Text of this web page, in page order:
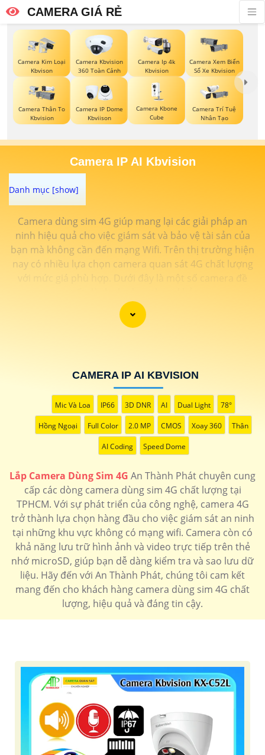
CAMERA GIÁ RẺ
Camera Kim Loại
Kbvison
Camera Kbvision
360 Toàn Cảnh
Camera Ip 4k
Kbvision
Camera Xem Biển
Số Xe Kbvision
Camera Thân To
Kbvision
Camera IP Dome
Kbviison
Camera Kbone
Cube
Camera Trí Tuệ
Nhân Tạo
Camera IP AI Kbvision
Camera dùng sim 4G giúp mang lại các giải pháp an
ninh hiệu quả cho việc giám sát và bảo vệ tài sản của
bạn mà không cần đến mạng Wifi. Trên thị trường hiện
nay có nhiều lựa chọn camera quan sát 4G chất lượng
với mức giá phù hợp. Dưới đây là một số camera đề
'
CAMERA IP AI KBVISION
Mic Và Loa IP66 3D DNR AI Dual Light 78°
Hồng Ngoại Full Color 2.0 MP CMOS Xoay 360 Thân
AI Coding Speed Dome
Lắp Camera Dùng Sim 4G An Thành Phát chuyên cung
cấp các dòng camera dùng sim 4G chất lượng tại
TPHCM. Với sự phát triển của công nghệ, camera 4G
trở thành lựa chọn hàng đầu cho việc giám sát an ninh
tại những khu vực không có mạng wifi. Camera còn có
khả năng lưu trữ hình ảnh và video trực tiếp trên thẻ
nhớ microSD, giúp bạn dễ dàng kiểm tra và sao lưu dữ
liệu. Hãy đến với An Thành Phát, chúng tôi cam kết
mang đến cho khách hàng camera dùng sim 4G chất
lượng, hiệu quả và đáng tin cậy.